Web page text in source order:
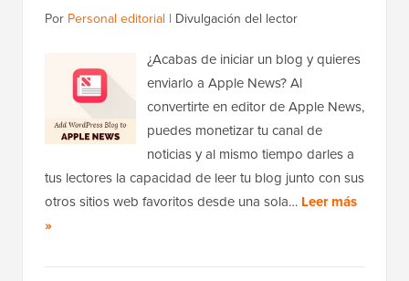
Por Personal editorial | Divulgación del lector
¿Acabas de iniciar un blog y quieres
enviarlo a Apple News? Al
convertirte en editor de Apple News,
puedes monetizar tu canal de
noticias y al mismo tiempo darles a
tus lectores la capacidad de leer tu blog junto con sus
otros sitios web favoritos desde una sola… Leer más
»